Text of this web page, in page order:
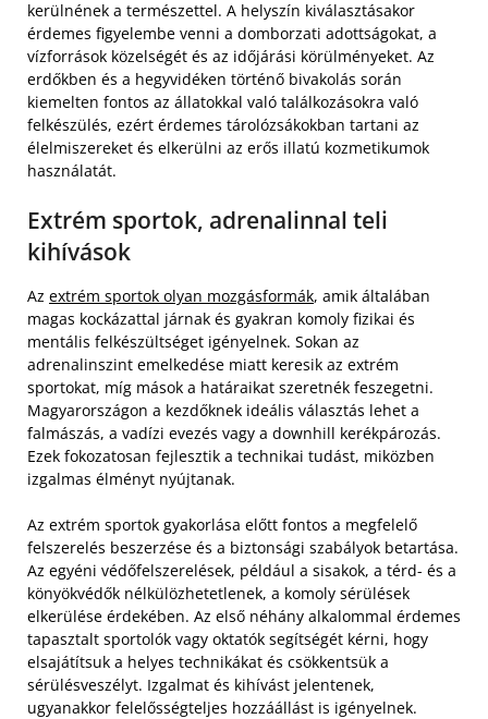
kerülnének a természettel. A helyszín kiválasztásakor
érdemes figyelembe venni a domborzati adottságokat, a
vízforrások közelségét és az időjárási körülményeket. Az
erdőkben és a hegyvidéken történő bivakolás során
kiemelten fontos az állatokkal való találkozásokra való
felkészülés, ezért érdemes tárolózsákokban tartani az
élelmiszereket és elkerülni az erős illatú kozmetikumok
használatát.
Extrém sportok, adrenalinnal teli
kihívások
Az extrém sportok olyan mozgásformák, amik általában
magas kockázattal járnak és gyakran komoly fizikai és
mentális felkészültséget igényelnek. Sokan az
adrenalinszint emelkedése miatt keresik az extrém
sportokat, míg mások a határaikat szeretnék feszegetni.
Magyarországon a kezdőknek ideális választás lehet a
falmászás, a vadízi evezés vagy a downhill kerékpározás.
Ezek fokozatosan fejlesztik a technikai tudást, miközben
izgalmas élményt nyújtanak.
Az extrém sportok gyakorlása előtt fontos a megfelelő
felszerelés beszerzése és a biztonsági szabályok betartása.
Az egyéni védőfelszerelések, például a sisakok, a térd- és a
könyökvédők nélkülözhetetlenek, a komoly sérülések
elkerülése érdekében. Az első néhány alkalommal érdemes
tapasztalt sportolók vagy oktatók segítségét kérni, hogy
elsajátítsuk a helyes technikákat és csökkentsük a
sérülésveszélyt. Izgalmat és kihívást jelentenek,
ugyanakkor felelősségteljes hozzáállást is igényelnek.